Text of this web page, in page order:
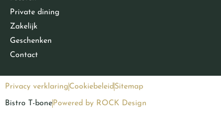
Private dining
Zakelijk
Geschenken
Contact
Bistro T-bone Powered by ROCK Design
Privacy verklaringCookiebeleid Sitemap